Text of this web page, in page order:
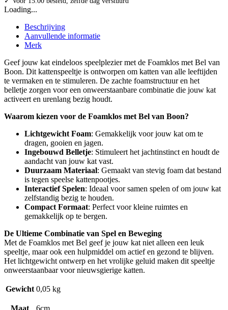
Loading...
Beschrijving
Aanvullende informatie
Merk
Geef jouw kat eindeloos speelplezier met de Foamklos met Bel van
Boon. Dit kattenspeeltje is ontworpen om katten van alle leeftijden
te vermaken en te stimuleren. De zachte foamstructuur en het
belletje zorgen voor een onweerstaanbare combinatie die jouw kat
activeert en urenlang bezig houdt.
Waarom kiezen voor de Foamklos met Bel van Boon?
Lichtgewicht Foam: Gemakkelijk voor jouw kat om te
dragen, gooien en jagen.
Ingebouwd Belletje: Stimuleert het jachtinstinct en houdt de
aandacht van jouw kat vast.
Duurzaam Materiaal: Gemaakt van stevig foam dat bestand
is tegen speelse kattenpootjes.
Interactief Spelen: Ideaal voor samen spelen of om jouw kat
zelfstandig bezig te houden.
Compact Formaat: Perfect voor kleine ruimtes en
gemakkelijk op te bergen.
De Ultieme Combinatie van Spel en Beweging
Met de Foamklos met Bel geef je jouw kat niet alleen een leuk
speeltje, maar ook een hulpmiddel om actief en gezond te blijven.
Het lichtgewicht ontwerp en het vrolijke geluid maken dit speeltje
onweerstaanbaar voor nieuwsgierige katten.
Gewicht 0,05 kg
Maat 6cm